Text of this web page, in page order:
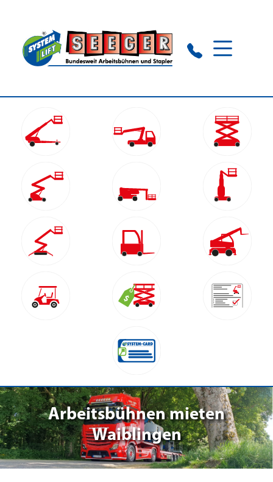
Nagold:+49 (0) 74 52 - 837 112
Arbeitsbühnen mieten
Waiblingen